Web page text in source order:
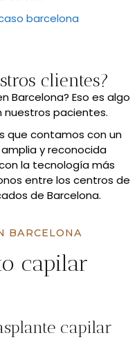
clientes?
Barcelona? Eso es algo
nuestros pacientes.
que contamos con un
y reconocida
la tecnología más
entre los centros de
de Barcelona.
BARCELONA
capilar
capilar